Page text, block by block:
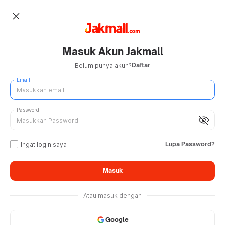
close
Masuk Akun Jakmall
Belum punya akun?Daftar
Email
visibility_off
Password
Ingat login saya Lupa Password?
Masuk
Atau masuk dengan
Google